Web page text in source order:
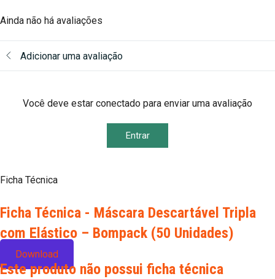
Ainda não há avaliações
Adicionar uma avaliação
Você deve estar conectado para enviar uma avaliação
Entrar
Ficha Técnica
Ficha Técnica - Máscara Descartável Tripla
com Elástico – Bompack (50 Unidades)
Download
Este produto não possui ficha técnica